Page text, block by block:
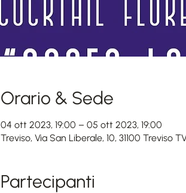
Orario & Sede
04 ott 2023, 19:00 – 05 ott 2023, 19:00
Treviso, Via San Liberale, 10, 31100 Treviso
Partecipanti